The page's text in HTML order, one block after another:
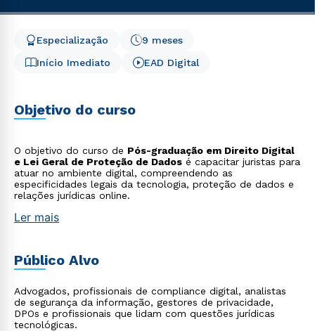
Início Imediato
9 meses
Especialização
EAD Digital
Objetivo do curso
O objetivo do curso de Pós-graduação em Direito Digital
e Lei Geral de Proteção de Dados é capacitar juristas para
atuar no ambiente digital, compreendendo as
especificidades legais da tecnologia, proteção de dados e
relações jurídicas online.
Ler mais
Público Alvo
Advogados, profissionais de compliance digital, analistas
de segurança da informação, gestores de privacidade,
DPOs e profissionais que lidam com questões jurídicas
tecnológicas.